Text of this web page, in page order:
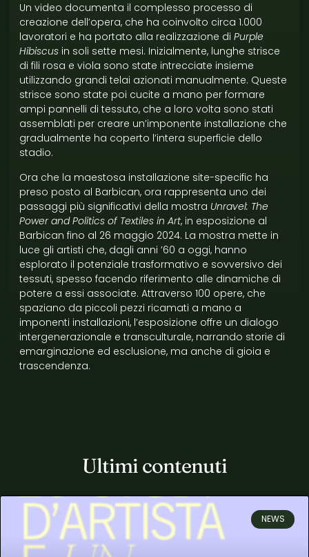
Un video documenta il complesso processo di
creazione dell’opera, che ha coinvolto circa 1.000
lavoratori e ha portato alla realizzazione di Purple
Hibiscus in soli sette mesi. Inizialmente, lunghe strisce
di fili rosa e viola sono state intrecciate insieme
utilizzando grandi telai azionati manualmente. Queste
strisce sono state poi cucite a mano per formare
ampi pannelli di tessuto, che a loro volta sono stati
assemblati per creare un’imponente installazione che
gradualmente ha coperto l’intera superficie dello
stadio.
Ora che la maestosa installazione site-specific ha
preso posto al Barbican, ora rappresenta uno dei
passaggi più significativi della mostra Unravel: The
Power and Politics of Textiles in Art, in esposizione al
Barbican fino al 26 maggio 2024. La mostra mette in
luce gli artisti che, dagli anni ’60 a oggi, hanno
esplorato il potenziale trasformativo e sovversivo dei
tessuti, spesso facendo riferimento alle dinamiche di
potere a essi associate. Attraverso 100 opere, che
spaziano da piccoli pezzi ricamati a mano a
imponenti installazioni, l’esposizione offre un dialogo
intergenerazionale e transculturale, narrando storie di
emarginazione ed esclusione, ma anche di gioia e
trascendenza.
Ultimi contenuti
NEWS